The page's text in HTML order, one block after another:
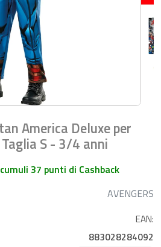
America Deluxe per
S - 3/4 anni
37 punti di Cashback
AVENGERS
EAN:
883028284092